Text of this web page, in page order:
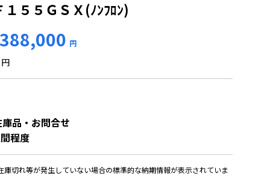
５５ＧＳＸ(ﾉﾝﾌﾛﾝ)
円
円
品・お問合せ
程度
切れ等が発生していない場合の標準的な納期情報が表示されていま